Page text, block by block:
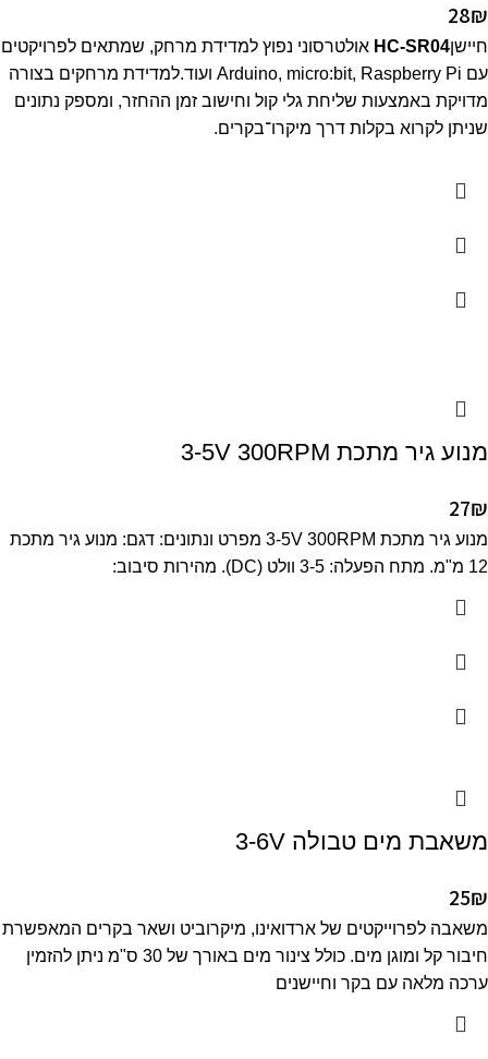
28₪
חיישןHC-SR04 אולטרסוני נפוץ למדידת מרחק, שמתאים לפרויקטים
עם Arduino, micro:bit, Raspberry Pi ועוד.למדידת מרחקים בצורה
מדויקת באמצעות שליחת גלי קול וחישוב זמן ההחזר, ומספק נתונים
שניתן לקרוא בקלות דרך מיקרו־בקרים.
מנוע גיר מתכת 3-5V 300RPM
27₪
מנוע גיר מתכת 3-5V 300RPM מפרט ונתונים: דגם: מנוע גיר מתכת
12 מ"מ. מתח הפעלה: 3-5 וולט (DC). מהירות סיבוב:
משאבת מים טבולה 3-6V
25₪
משאבה לפרוייקטים של ארדואינו, מיקרוביט ושאר בקרים המאפשרת
חיבור קל ומוגן מים. כולל צינור מים באורך של 30 ס"מ ניתן להזמין
ערכה מלאה עם בקר וחיישנים